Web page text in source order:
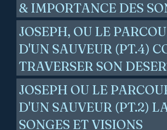
& IMPORTANCE DES
JOSEPH, OU LE
D'UN SAUVEUR (PT.4)
TRAVERSER SON
JOSEPH OU LE
D'UN SAUVEUR (PT.2)
SONGES ET VISIONS